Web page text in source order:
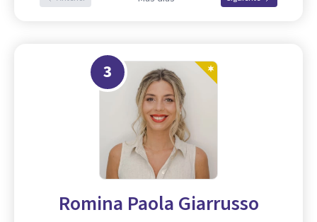
3
Romina Paola Giarrusso